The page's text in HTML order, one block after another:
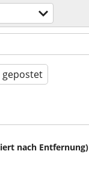
gepostet
nach Entfernung)